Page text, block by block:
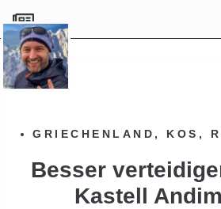
GRIECHENLAND , KOS ,
Besser
Kastell